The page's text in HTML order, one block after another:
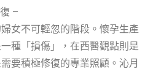
–
女不可輕忽的階段。懷孕生產
種「損傷」，在西醫觀點則是
要積極修復的專業照顧。沁月